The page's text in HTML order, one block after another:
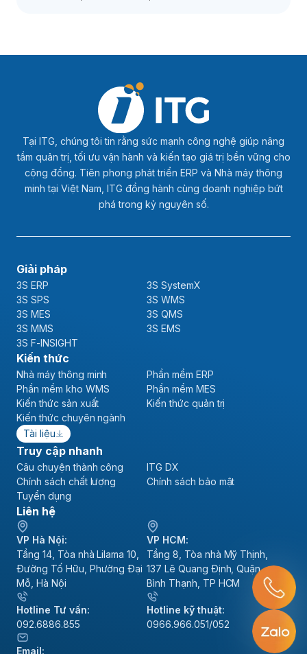
Tại ITG, chúng tôi tin rằng sức mạnh công nghệ giúp nâng
tầm quản trị, tối ưu vận hành và kiến tạo giá trị bền vững cho
cộng đồng. Tiên phong phát triển ERP và Nhà máy thông
minh tại Việt Nam, ITG đồng hành cùng doanh nghiệp bứt
phá trong kỷ nguyên số.
Giải pháp
3S ERP
3S SystemX
3S SPS
3S WMS
3S MES
3S QMS
3S MMS
3S EMS
3S F-INSIGHT
Kiến thức
Nhà máy thông minh
Phần mềm ERP
Phần mềm kho WMS
Phần mềm MES
Kiến thức sản xuất
Kiến thức quản trị
Kiến thức chuyên ngành
Tài liệu
Truy cập nhanh
Câu chuyện thành công
ITG DX
Chính sách chất lượng
Chính sách bảo mật
Tuyển dụng
Liên hệ
VP Hà Nội:
Tầng 14, Tòa nhà Lilama 10,
Đường Tố Hữu, Phường Đại
Mỗ, Hà Nội
VP HCM:
Tầng 8, Tòa nhà Mỹ Thịnh,
137 Lê Quang Định, Quận
Bình Thạnh, TP HCM
Hotline Tư vấn:
092.6886.855
Hotline kỹ thuật:
0966.966.051/052
Email: